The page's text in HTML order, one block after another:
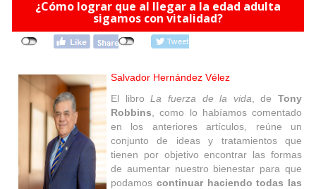
¿Cómo lograr que al llegar a la edad adulta
sigamos con vitalidad?
Salvador Hernández Vélez
El libroLa fuerza de la vida , de Tony
Robbins , como lo habíamos comentado
en los anteriores artículos, reúne un
conjunto de ideas y tratamientos que
tienen por objetivo encontrar las formas
de aumentar nuestro bienestar para que
podamos continuar haciendo todas las